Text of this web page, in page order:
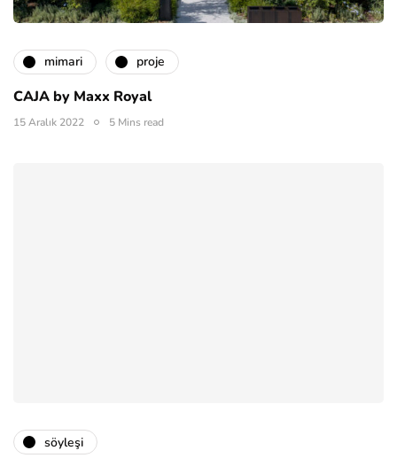
mimari proje
CAJA by Maxx Royal
15 Aralık 2022 5 Mins read
söyleşi